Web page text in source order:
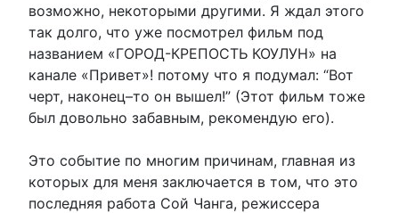
возможно, некоторыми другими. Я ждал этого
так долго, что уже посмотрел фильм под
названием «ГОРОД-КРЕПОСТЬ КОУЛУН» на
канале «Привет»! потому что я подумал: “Вот
черт, наконец–то он вышел!” (Этот фильм тоже
был довольно забавным, рекомендую его).
Это событие по многим причинам, главная из
которых для меня заключается в том, что это
последняя работа Сой Чанга, режиссера